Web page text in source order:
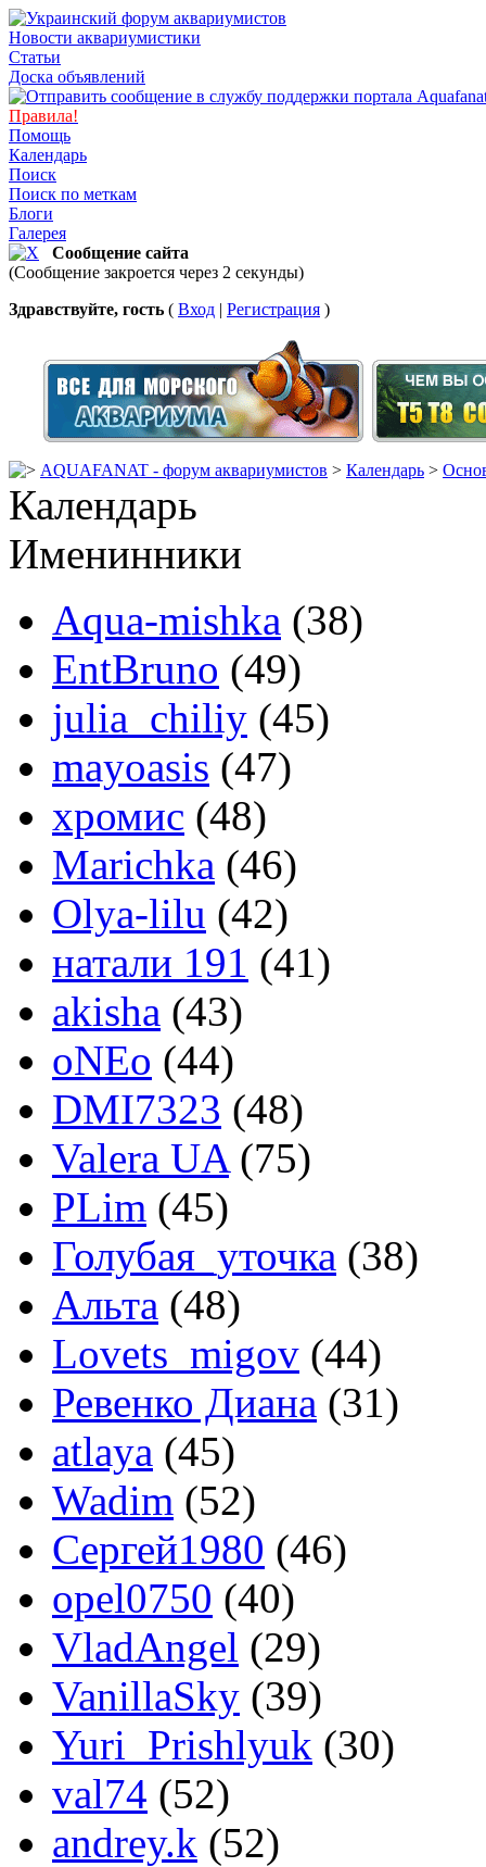
Новости аквариумистики
Статьи
Доска объявлений
Правила!
Помощь
Календарь
Поиск
Поиск по меткам
Блоги
Галерея
Сообщение сайта
(Сообщение закроется через 2 секунды)
Здравствуйте, гость ( Вход | Регистрация )
AQUAFANAT - форум аквариумистов > Календарь >
Календарь
Именинники
Aqua-mishka (38)
EntBruno (49)
julia_chiliy (45)
mayoasis (47)
хромис (48)
Marichka (46)
Olya-lilu (42)
натали 191 (41)
akisha (43)
oNEo (44)
DMI7323 (48)
Valera UA(75)
PLim (45)
Голубая_уточка (38)
Альта (48)
Lovets_migov (44)
Ревенко Диана (31)
atlaya (45)
Wadim (52)
Сергей1980 (46)
opel0750 (40)
VladAngel (29)
VanillaSky (39)
Yuri_Prishlyuk (30)
val74 (52)
andrey.k (52)